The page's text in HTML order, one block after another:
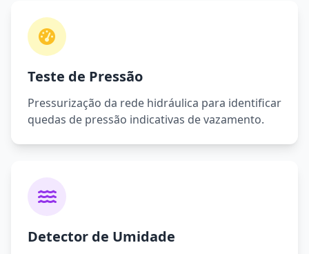
Teste de Pressão
Pressurização da rede hidráulica para identificar
quedas de pressão indicativas de vazamento.
Detector de Umidade